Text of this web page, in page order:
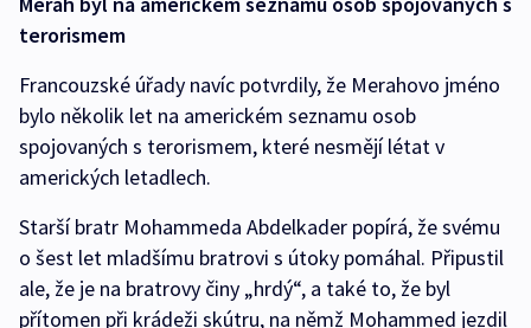
terorismem
Francouzské úřady navíc potvrdily, že Merahovo jméno
bylo několik let na americkém seznamu osob
spojovaných s terorismem, které nesmějí létat v
amerických letadlech.
Starší bratr Mohammeda Abdelkader popírá, že svému
o šest let mladšímu bratrovi s útoky pomáhal. Připustil
ale, že je na bratrovy činy „hrdý“, a také to, že byl
přítomen při krádeži skútru, na němž Mohammed jezdil